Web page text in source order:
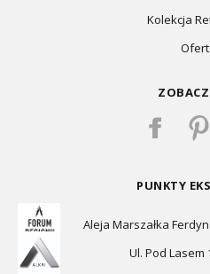
Kolekcja
PUNKTY
Aleja Marszałka
Ul. Pod Lasem